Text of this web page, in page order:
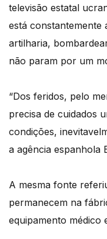
televisão estatal
está constantemente
artilharia,
não param por um
“Dos feridos, pelo
precisa de cuidados
condições,
a agência espanhola
A mesma fonte
permanecem na
equipamento médico